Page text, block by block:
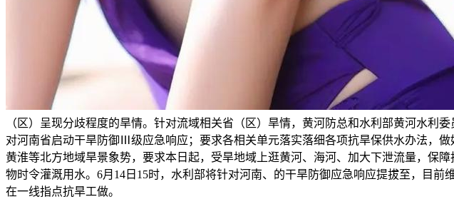
（区）呈现分歧程度的旱情。针对流域相关省（区）旱情，黄河防总和水利部黄河水
对河南省启动干旱防御Ⅲ级应急响应；要求各相关单元落实落细各项抗旱保供水办法，
黄淮等北方地域旱景象势，要求本日起，受旱地域上逛黄河、海河、加大下泄流量，保
物时令灌溉用水。6月14日15时，水利部将针对河南、的干旱防御应急响应提拔至，目
在一线指点抗旱工做。